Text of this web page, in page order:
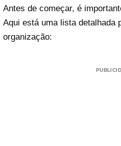
Antes de começar, é
Aqui está uma lista detalhada
organização: